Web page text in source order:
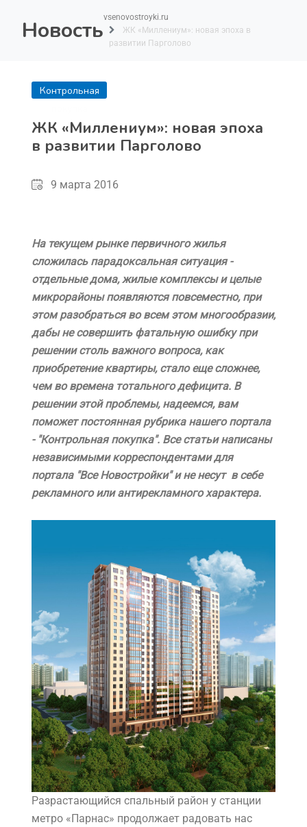
Новостьvsenovostroyki.ru
ЖК «Миллениум»: новая эпоха в
развитии Парголово
Контрольная
ЖК «Миллениум»: новая эпоха
в развитии Парголово
9 марта 2016
На текущем рынке первичного жилья
сложилась парадоксальная ситуация -
отдельные дома, жилые комплексы и целые
микрорайоны появляются повсеместно, при
этом разобраться во всем этом многообразии,
дабы не совершить фатальную ошибку при
решении столь важного вопроса, как
приобретение квартиры, стало еще сложнее,
чем во времена тотального дефицита. В
решении этой проблемы, надеемся, вам
поможет постоянная рубрика нашего портала
- "Контрольная покупка". Все статьи написаны
независимыми корреспондентами для
портала "Все Новостройки" и не несут в себе
рекламного или антирекламного характера.
Разрастающийся спальный район у станции
метро «Парнас» продолжает радовать нас